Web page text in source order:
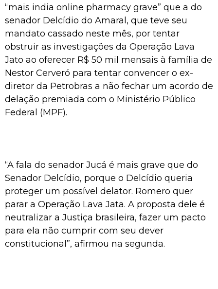
“mais india online pharmacy grave” que a do
senador Delcídio do Amaral, que teve seu
mandato cassado neste mês, por tentar
obstruir as investigações da Operação Lava
Jato ao oferecer R$ 50 mil mensais à família de
Nestor Cerveró para tentar convencer o ex-
diretor da Petrobras a não fechar um acordo de
delação premiada com o Ministério Público
Federal (MPF).
“A fala do senador Jucá é mais grave que do
Senador Delcídio, porque o Delcídio queria
proteger um possível delator. Romero quer
parar a Operação Lava Jata. A proposta dele é
neutralizar a Justiça brasileira, fazer um pacto
para ela não cumprir com seu dever
constitucional”, afirmou na segunda.